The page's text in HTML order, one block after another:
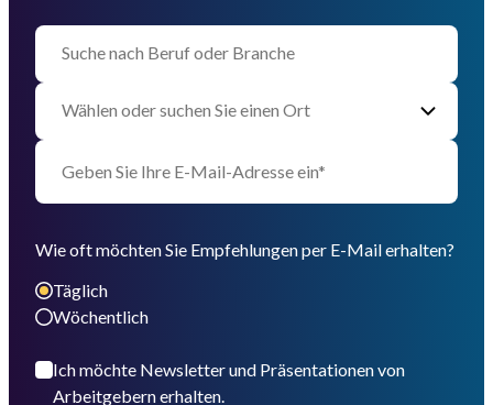
Wie oft möchten Sie Empfehlungen per E-Mail erhalten?
Täglich
Wöchentlich
Ich möchte Newsletter und Präsentationen von
Arbeitgebern erhalten.